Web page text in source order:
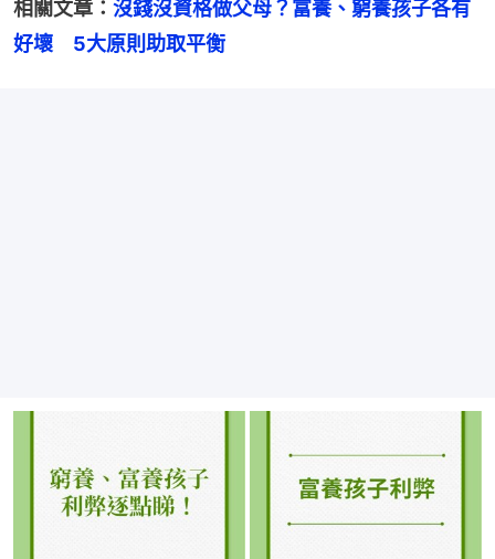
相關文章： 沒錢沒資格做父母？富養、窮養孩子各有
好壞　5大原則助取平衡